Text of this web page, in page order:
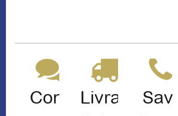
ContactLivraisonSav